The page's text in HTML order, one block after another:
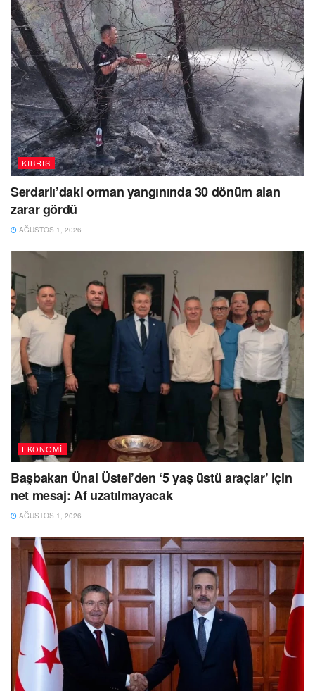
KIBRIS
Serdarlı’daki orman yangınında 30 dönüm alan
zarar gördü
AĞUSTOS 1, 2026
EKONOMI
Başbakan Ünal Üstel’den ‘5 yaş üstü araçlar’ için
net mesaj: Af uzatılmayacak
AĞUSTOS 1, 2026